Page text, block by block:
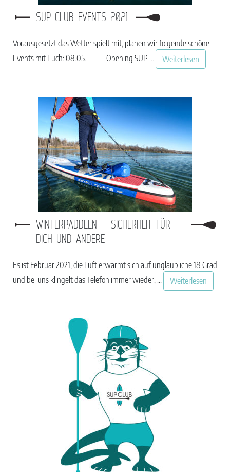
SUP CLUB EVENTS 2021
Vorausgesetzt das Wetter spielt mit, planen wir folgende schöne
Events mit Euch: 08.05. Opening SUP ...
Weiterlesen
WINTERPADDELN – SICHERHEIT FÜR
DICH UND ANDERE
Es ist Februar 2021, die Luft erwärmt sich auf unglaubliche 18 Grad
und bei uns klingelt das Telefon immer wieder, ...
Weiterlesen